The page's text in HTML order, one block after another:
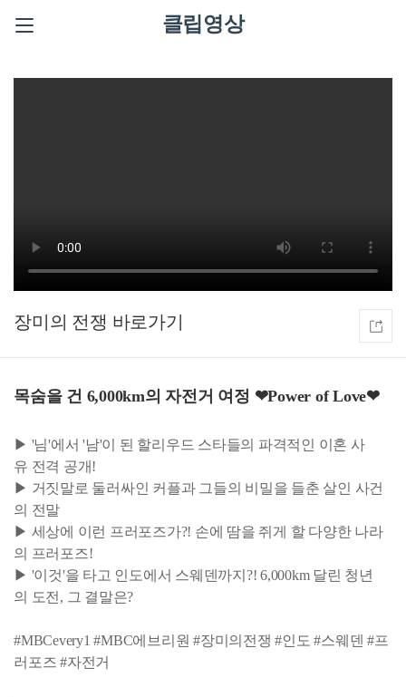
클립영상
장미의 전쟁
목숨을 건 6,000km의 자전거 여정 ❤Power of Love❤
▶ '님'에서 '남'이 된 할리우드 스타들의 파격적인 이혼 사
유 전격 공개!
▶ 거짓말로 둘러싸인 커플과 그들의 비밀을 들춘 살인 사건
의 전말
▶ 세상에 이런 프러포즈가?! 손에 땀을 쥐게 할 다양한 나라
의 프러포즈!
▶ '이것'을 타고 인도에서 스웨덴까지?! 6,000km 달린 청년
의 도전, 그 결말은?
#MBCevery1 #MBC에브리원 #장미의전쟁 #인도 #스웨덴 #프
러포즈 #자전거